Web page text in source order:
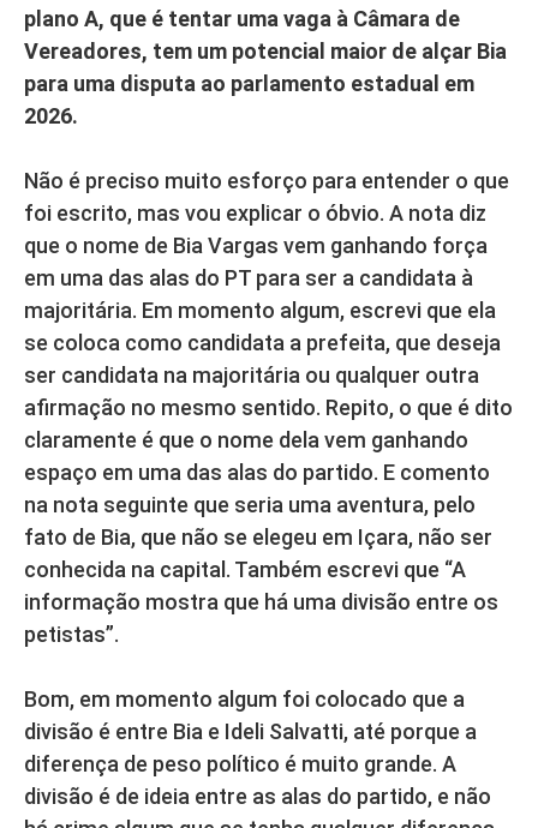
plano A, que é tentar uma vaga à Câmara de
Vereadores, tem um potencial maior de alçar Bia
para uma disputa ao parlamento estadual em
2026.
Não é preciso muito esforço para entender o que
foi escrito, mas vou explicar o óbvio. A nota diz
que o nome de Bia Vargas vem ganhando força
em uma das alas do PT para ser a candidata à
majoritária. Em momento algum, escrevi que ela
se coloca como candidata a prefeita, que deseja
ser candidata na majoritária ou qualquer outra
afirmação no mesmo sentido. Repito, o que é dito
claramente é que o nome dela vem ganhando
espaço em uma das alas do partido. E comento
na nota seguinte que seria uma aventura, pelo
fato de Bia, que não se elegeu em Içara, não ser
conhecida na capital. Também escrevi que “A
informação mostra que há uma divisão entre os
petistas”.
Bom, em momento algum foi colocado que a
divisão é entre Bia e Ideli Salvatti, até porque a
diferença de peso político é muito grande. A
divisão é de ideia entre as alas do partido, e não